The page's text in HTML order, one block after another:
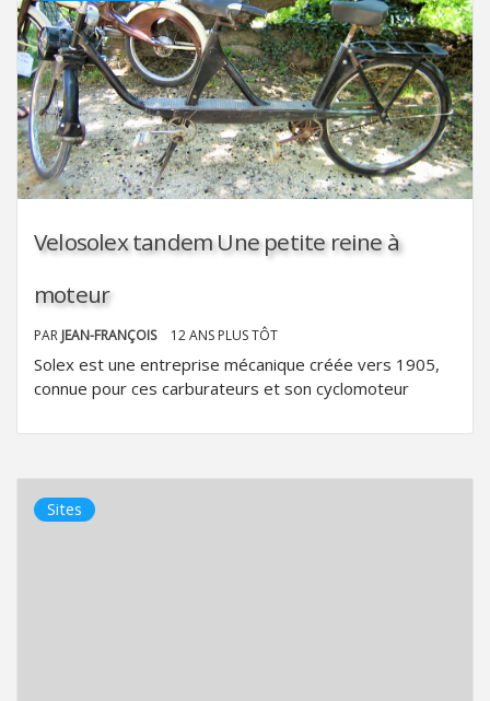
Velosolex tandem Une petite reine à
moteur
PAR JEAN-FRANÇOIS 12 ANS PLUS TÔT
Solex est une entreprise mécanique créée vers 1905,
connue pour ces carburateurs et son cyclomoteur
Sites